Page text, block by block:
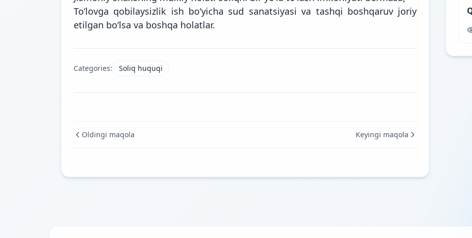
To‘lovga qobilaysizlik ish bo‘yicha sud sanatsiyasi va tashqi boshqaruv joriy
etilgan bo‘lsa va boshqa holatlar.
Categories: Soliq huquqi
Oldingi maqola Keyingi maqola